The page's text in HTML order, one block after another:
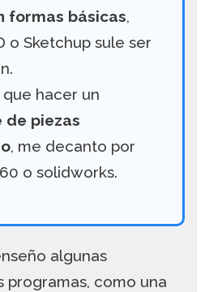
formas básicas,
o Sketchup sule ser
hacer un
de piezas
, me decanto por
o solidworks.
algunas
programas, como una